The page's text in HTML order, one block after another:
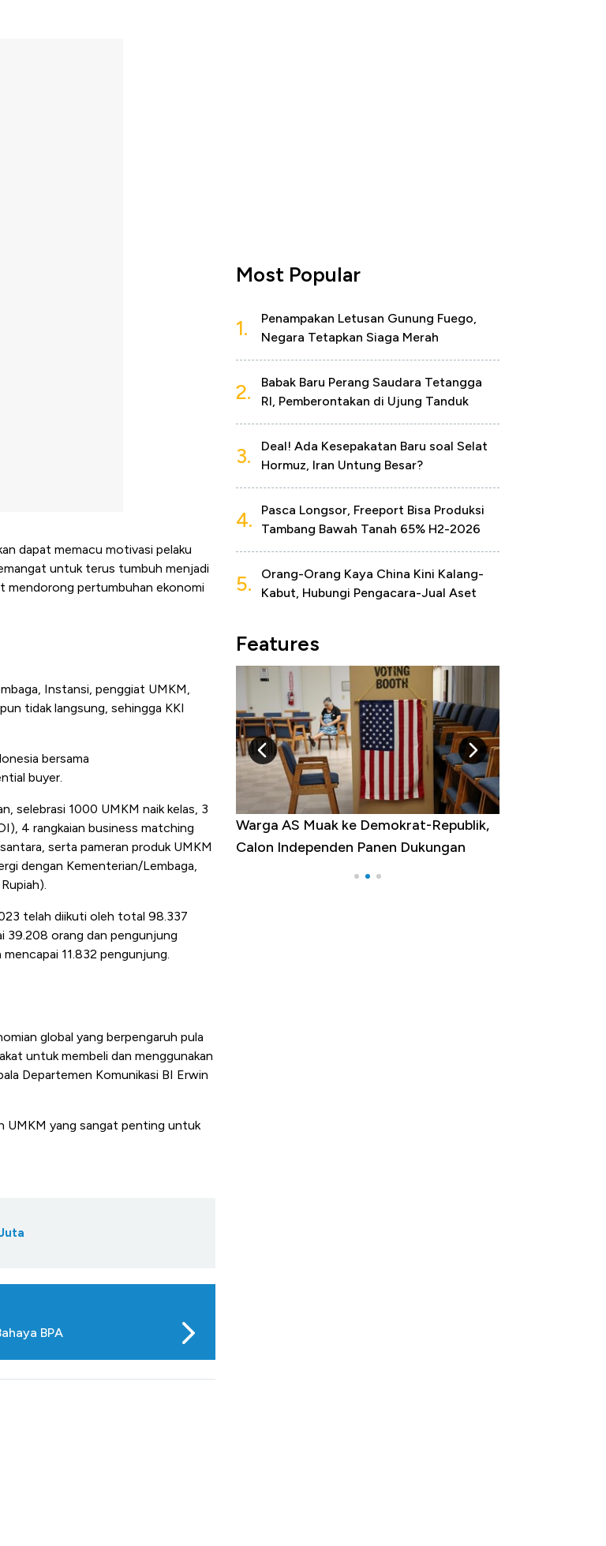
dapat memacu motivasi pelaku
untuk terus tumbuh menjadi
mendorong pertumbuhan ekonomi
Instansi, penggiat UMKM,
tidak langsung, sehingga KKI
bersama
buyer.
selebrasi 1000 UMKM naik kelas, 3
4 rangkaian business matching
serta pameran produk UMKM
dengan Kementerian/Lembaga,
telah diikuti oleh total 98.337
39.208 orang dan pengunjung
11.832 pengunjung.
global yang berpengaruh pula
untuk membeli dan menggunakan
Departemen Komunikasi BI Erwin
UMKM yang sangat penting untuk
BPA
Most Popular
1.
Penampakan Letusan Gunung Fuego,
Negara Tetapkan Siaga Merah
2.
Babak Baru Perang Saudara Tetangga
RI, Pemberontakan di Ujung Tanduk
3.
Deal! Ada Kesepakatan Baru soal Selat
Hormuz, Iran Untung Besar?
4.
Pasca Longsor, Freeport Bisa Produksi
Tambang Bawah Tanah 65% H2-2026
5.
Orang-Orang Kaya China Kini Kalang-
Kabut, Hubungi Pengacara-Jual Aset
Features
Emas Mengamuk 4% dalam 24
ke Level Tertinggi 50 Hari!
Warga AS Muak ke Demokrat-Republik,
Calon Independen Panen Dukungan